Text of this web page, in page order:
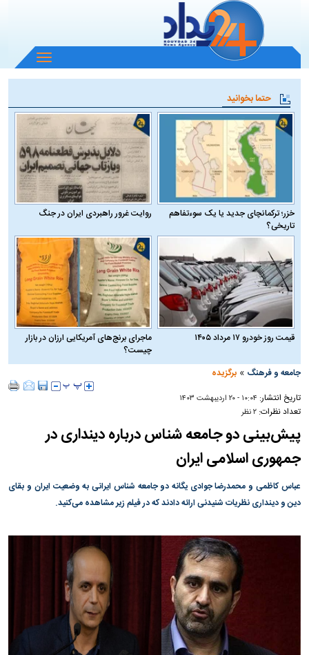
باز
و
منو
حتما بخوانید
خزر؛ ترکمانچای جدید یا یک سوءتفاهم
تاریخی؟
روایت غرور راهبردی ایران در جنگ
قیمت روز خودرو ۱۷ مرداد ۱۴۰۵
ماجرای برنج‌های آمریکایی ارزان در بازار
چیست؟
جامعه و فرهنگ »برگزیده
تاریخ انتشار: ۱۰:۰۴ - ۲۰ ارديبهشت ۱۴۰۳
تعداد نظرات:۲ نظر
پیش‌بینی دو جامعه شناس درباره دینداری در
جمهوری اسلامی ایران
عباس کاظمی و محمدرضا جوادی یگانه دو جامعه شناس ایرانی به وضعیت ایران و بقای
دین و دینداری نظریات شنیدنی ارائه دادند که در فیلم زیر مشاهده می‌کنید.